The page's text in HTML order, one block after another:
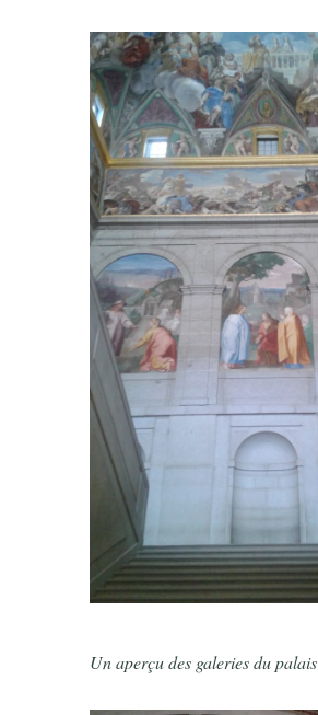
Un aperçu des galeries du palais